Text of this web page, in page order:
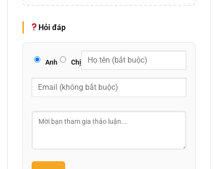
Hỏi đáp
Anh Chị